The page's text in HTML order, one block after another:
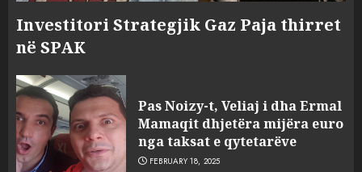
Investitori Strategjik Gaz Paja thirret
në SPAK
Pas Noizy-t, Veliaj i dha Ermal
Mamaqit dhjetëra mijëra euro
nga taksat e qytetarëve
FEBRUARY 18, 2025